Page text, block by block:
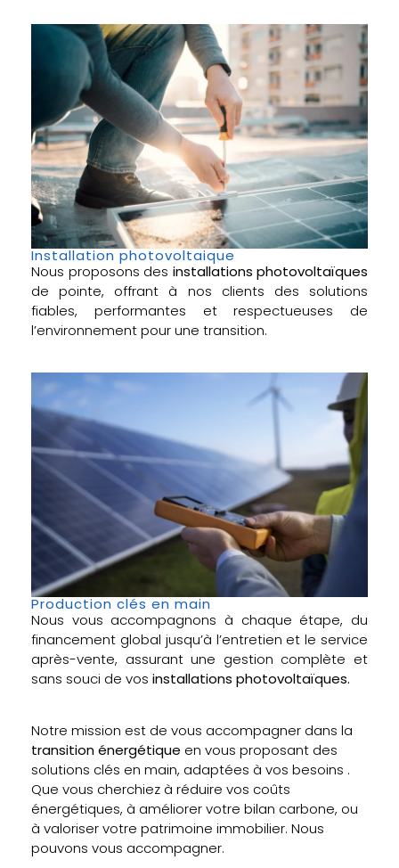
Installation photovoltaique
Nous proposons des installations photovoltaïques
de pointe, offrant à nos clients des solutions
fiables, performantes et respectueuses de
l’environnement pour une transition.
Production clés en main
Nous vous accompagnons à chaque étape, du
financement global jusqu’à l’entretien et le service
après-vente, assurant une gestion complète et
sans souci de vos installations photovoltaïques.
Notre mission est de vous accompagner dans la
transition énergétique en vous proposant des
solutions clés en main, adaptées à vos besoins .
Que vous cherchiez à réduire vos coûts
énergétiques, à améliorer votre bilan carbone, ou
à valoriser votre patrimoine immobilier. Nous
pouvons vous accompagner.